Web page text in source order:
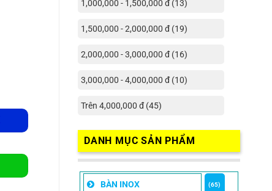
1,000,000 - 1,500,000 đ (13)
1,500,000 - 2,000,000 đ (19)
2,000,000 - 3,000,000 đ (16)
3,000,000 - 4,000,000 đ (10)
Trên 4,000,000 đ (45)
DANH MỤC SẢN PHẨM
BÀN INOX (65)